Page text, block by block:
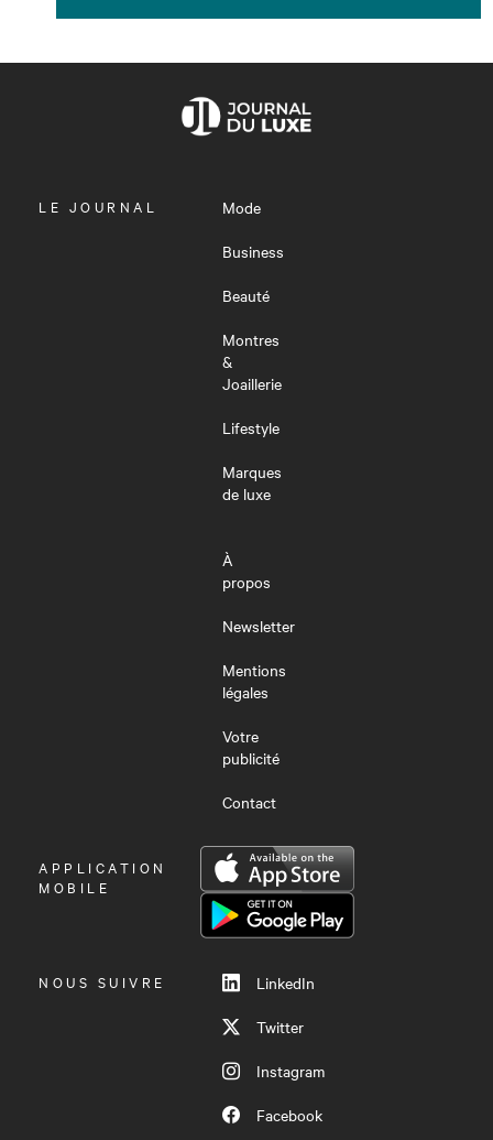
OUVRIR
LE JOURNAL
Mode
Business
Beauté
Montres
&
Joaillerie
Lifestyle
Marques
de luxe
À
propos
Newsletter
Mentions
légales
Votre
publicité
Contact
OUVRIR
LE
APPLICATION
MOBILE
NOUS SUIVRE
LinkedIn
Twitter
Instagram
Facebook